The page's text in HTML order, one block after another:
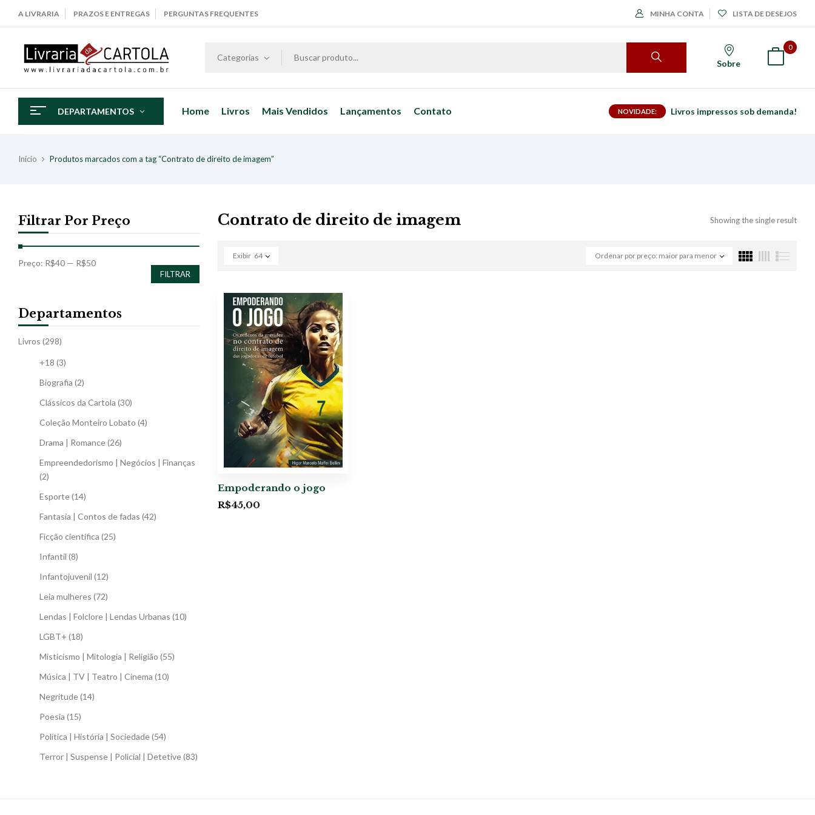
A LIVRARIA PRAZOS E ENTREGAS PERGUNTAS FREQUENTES MINHA CONTA LISTA DE DESEJOS
Categorias
Sobre
0
DEPARTAMENTOS Home Livros Mais Vendidos Lançamentos Contato NOVIDADE: Livros impressos sob demanda!
Início Produtos marcados com a tag “Contrato de direito de imagem”
Filtrar Por Preço
FILTRAR
Preço: R$40 — R$50
Departamentos
Livros (298)
+18 (3)
Biografia (2)
Clássicos da Cartola (30)
Coleção Monteiro Lobato (4)
Drama | Romance(26)
Empreendedorismo | Negócios | Finanças
(2)
Esporte(14)
Fantasia | Contos de fadas (42)
Ficção científica (25)
Infantil (8)
Infantojuvenil (12)
Leia mulheres (72)
Lendas | Folclore | Lendas Urbanas (10)
LGBT+ (18)
Misticismo | Mitologia | Religião (55)
Música | TV | Teatro | Cinema (10)
Negritude(14)
Poesia (15)
Política | História | Sociedade(54)
Terror | Suspense | Policial | Detetive(83)
Contrato de direito de imagem Showing the single result
Ordenar por preço: maior para menor
Exibir 64
Empoderando o jogo
R$45,00